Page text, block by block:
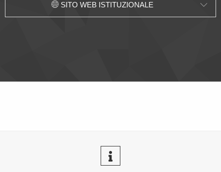
SITO WEB ISTITUZIONALE